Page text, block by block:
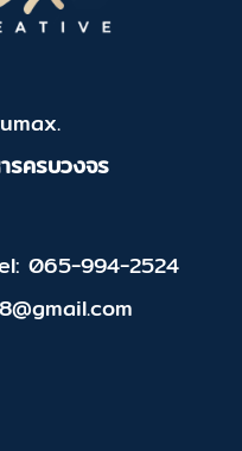
รครบวงจร
065-994-2524